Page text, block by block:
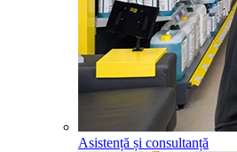
Asistență și consultanță